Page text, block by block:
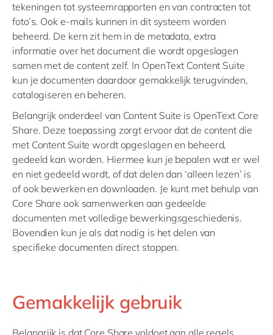
tekeningen tot systeemrapporten en van contracten tot
foto’s. Ook e-mails kunnen in dit systeem worden
beheerd. De kern zit hem in de metadata, extra
informatie over het document die wordt opgeslagen
samen met de content zelf. In OpenText Content Suite
kun je documenten daardoor gemakkelijk terugvinden,
catalogiseren en beheren.
Belangrijk onderdeel van Content Suite is OpenText Core
Share. Deze toepassing zorgt ervoor dat de content die
met Content Suite wordt opgeslagen en beheerd,
gedeeld kan worden. Hiermee kun je bepalen wat er wel
en niet gedeeld wordt, of dat delen dan ‘alleen lezen’ is
of ook bewerken en downloaden. Je kunt met behulp van
Core Share ook samenwerken aan gedeelde
documenten met volledige bewerkingsgeschiedenis.
Bovendien kun je als dat nodig is het delen van
specifieke documenten direct stoppen.
Gemakkelijk gebruik
Belangrijk is dat Core Share voldoet aan alle regels